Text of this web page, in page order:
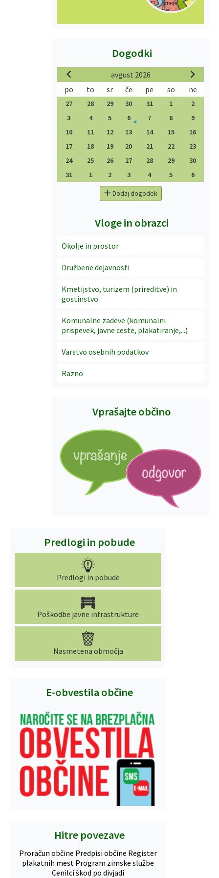
Dogodki
avgust 2026
po
to sr če pe so ne
27 28 29 30 31 1
2
3
4 5 6 7 8
9
10
11 12 13 14 15
16
17
18 19 20 21 22
23
24
25 26 27 28 29
30
31
1 2 3 4 5 6
Dodaj dogodek
Vloge in obrazci
Okolje in prostor
Družbene dejavnosti
Kmetijstvo, turizem (prireditve) in
gostinstvo
Komunalne zadeve (komunalni
prispevek, javne ceste, plakatiranje,...)
Varstvo osebnih podatkov
Razno
Vprašajte občino
Predlogi in pobude
Predlogi in pobude
Poškodbe javne infrastrukture
Nasmetena območja
E-obvestila občine
Hitre povezave
Proračun občine Predpisi občine Register
plakatnih mest Program zimske službe
Cenilci škod po divjadi